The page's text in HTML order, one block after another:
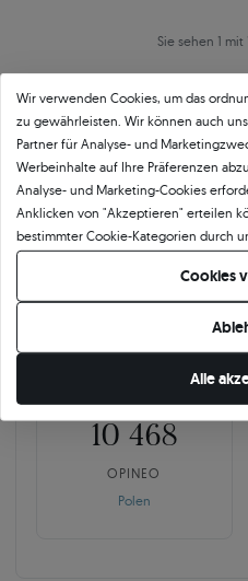
Sie sehen 1 mit
Über 11 484 5 ★
-
10 468
OPINEO
Polen
Wir verwenden Cookies, um das
zu gewährleisten. Wir können auch
Partner für Analyse- und
Werbeinhalte auf Ihre Präferenzen
Analyse- und Marketing-Cookies
Anklicken von "Akzeptieren" erteilen
bestimmter Cookie-Kategorien durch
möchten, klicken Sie auf "Lassen Sie
Präferenzen. Sie können Ihre
Ihre Cookie-Einstellungen ändern.
Cookies
Alle